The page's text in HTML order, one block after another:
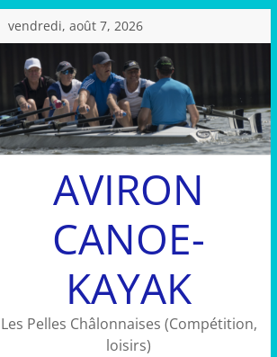
vendredi, août 7, 2026
AVIRON
CANOE-
KAYAK
Les Pelles Châlonnaises (Compétition,
loisirs)